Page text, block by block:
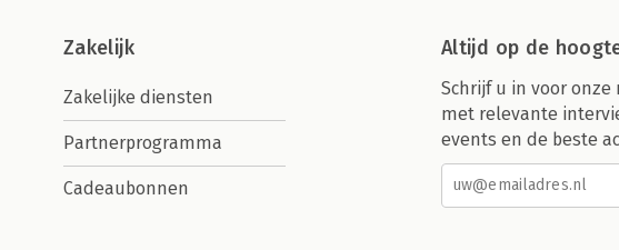
Zakelijk
Zakelijke diensten
Partnerprogramma
Cadeaubonnen
Altijd op de
Schrijf u in voor
met relevante
events en de beste